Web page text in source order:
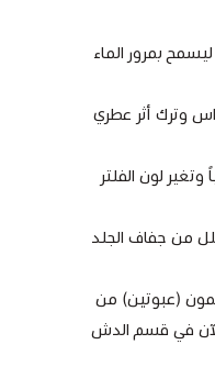
ليسمح بمرور الماء
وترك أثر عطري
لون الفلتر
من جفاف الجلد
(عبوتين) من
في قسم الدش